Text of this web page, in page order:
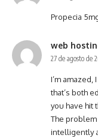
Propecia
web
27 de agosto de
I’m amazed,
that’s both
you have hit
The
intelligently